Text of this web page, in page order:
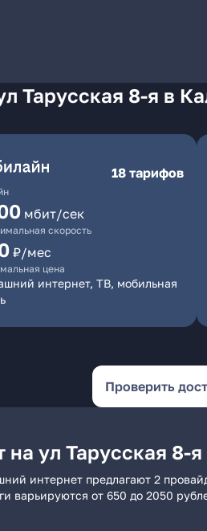
Тарусская 8-я в
18 тарифов
мбит/сек
скорость
₽/мес
цена
интернет, ТВ, мобильная
Проверить
ул Тарусская 8-я
интернет предлагают 2
варьируются от 650 до 2050